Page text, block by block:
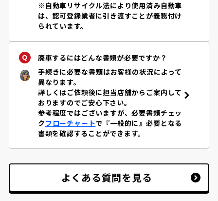
※自動車リサイクル法により使用済み自動車
は、認可登録業者に引き渡すことが義務付け
られています。
廃車するにはどんな書類が必要ですか？
手続きに必要な書類はお客様の状況によって
異なります。
詳しくはご依頼後に担当店舗からご案内して
おりますのでご安心下さい。
参考程度ではございますが、必要書類チェッ
クフローチャートで『一般的に』必要となる
書類を確認することができます。
よくある質問を見る